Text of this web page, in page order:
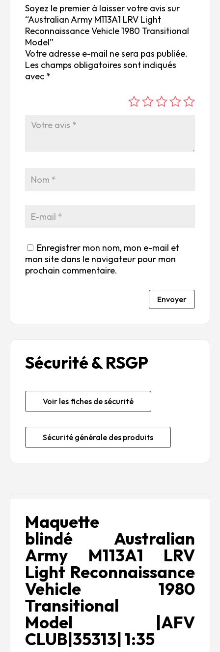
Soyez le premier à laisser votre avis sur
“Australian Army M113A1 LRV Light
Reconnaissance Vehicle 1980 Transitional
Model”
Votre adresse e-mail ne sera pas publiée.
Les champs obligatoires sont indiqués
avec *
s
Enregistrer mon nom, mon e-mail et
mon site dans le navigateur pour mon
prochain commentaire.
Envoyer
Sécurité & RSGP
Voir les fiches de sécurité
Sécurité générale des produits
Maquette
blindé Australian
Army M113A1 LRV
Light Reconnaissance
Vehicle 1980
Transitional
Model |AFV
CLUB|35313| 1:35